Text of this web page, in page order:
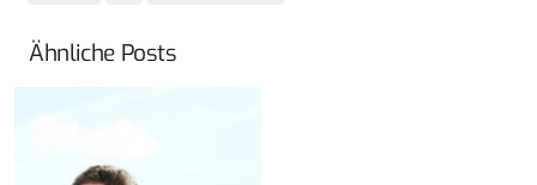
Ähnliche Posts